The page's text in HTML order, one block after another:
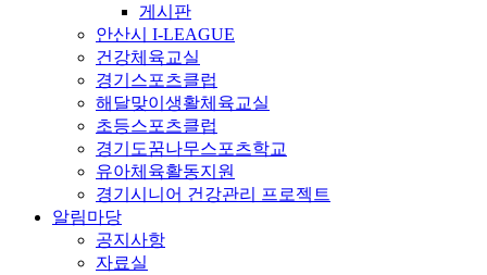
게시판
안산시 I-LEAGUE
건강체육교실
경기스포츠클럽
해달맞이생활체육교실
초등스포츠클럽
경기도꿈나무스포츠학교
유아체육활동지원
경기시니어 건강관리 프로젝트
알림마당
공지사항
자료실